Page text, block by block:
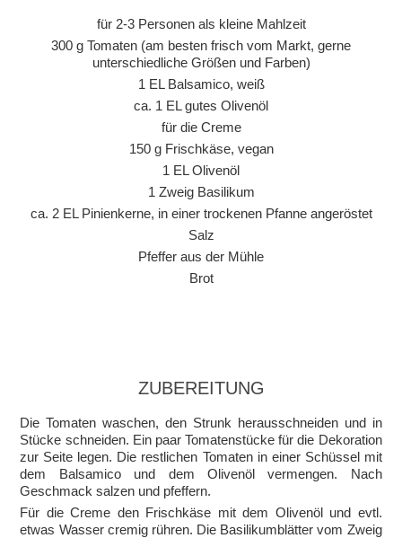
für 2-3 Personen als kleine Mahlzeit
300 g Tomaten (am besten frisch vom Markt, gerne
unterschiedliche Größen und Farben)
1 EL Balsamico, weiß
ca. 1 EL gutes Olivenöl
für die Creme
150 g Frischkäse, vegan
1 EL Olivenöl
1 Zweig Basilikum
ca. 2 EL Pinienkerne, in einer trockenen Pfanne angeröstet
Salz
Pfeffer aus der Mühle
Brot
ZUBEREITUNG
Die Tomaten waschen, den Strunk herausschneiden und in
Stücke schneiden. Ein paar Tomatenstücke für die Dekoration
zur Seite legen. Die restlichen Tomaten in einer Schüssel mit
dem Balsamico und dem Olivenöl vermengen. Nach
Geschmack salzen und pfeffern.
Für die Creme den Frischkäse mit dem Olivenöl und evtl.
etwas Wasser cremig rühren. Die Basilikumblätter vom Zweig